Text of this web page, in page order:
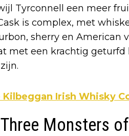
Tyrconnell een meer
is complex, met
sherry en American
met een krachtig
zijn.
Kilbeggan Irish Whisky
Monsters